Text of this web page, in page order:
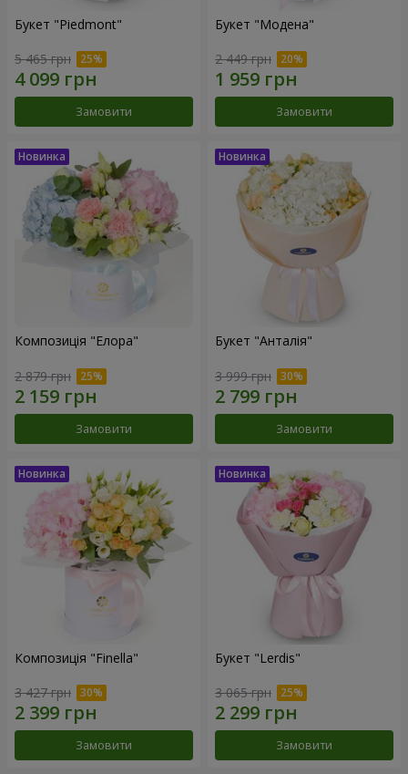
Букет "Piedmont"
5 465 грн
Замовити
Букет "Модена"
2 449 грн
Замовити
Композиція "Елора"
2 879 грн
Замовити
Букет "Анталія"
3 999 грн
Замовити
Композиція "Finella"
3 427 грн
Замовити
Букет "Lerdis"
3 065 грн
Замовити